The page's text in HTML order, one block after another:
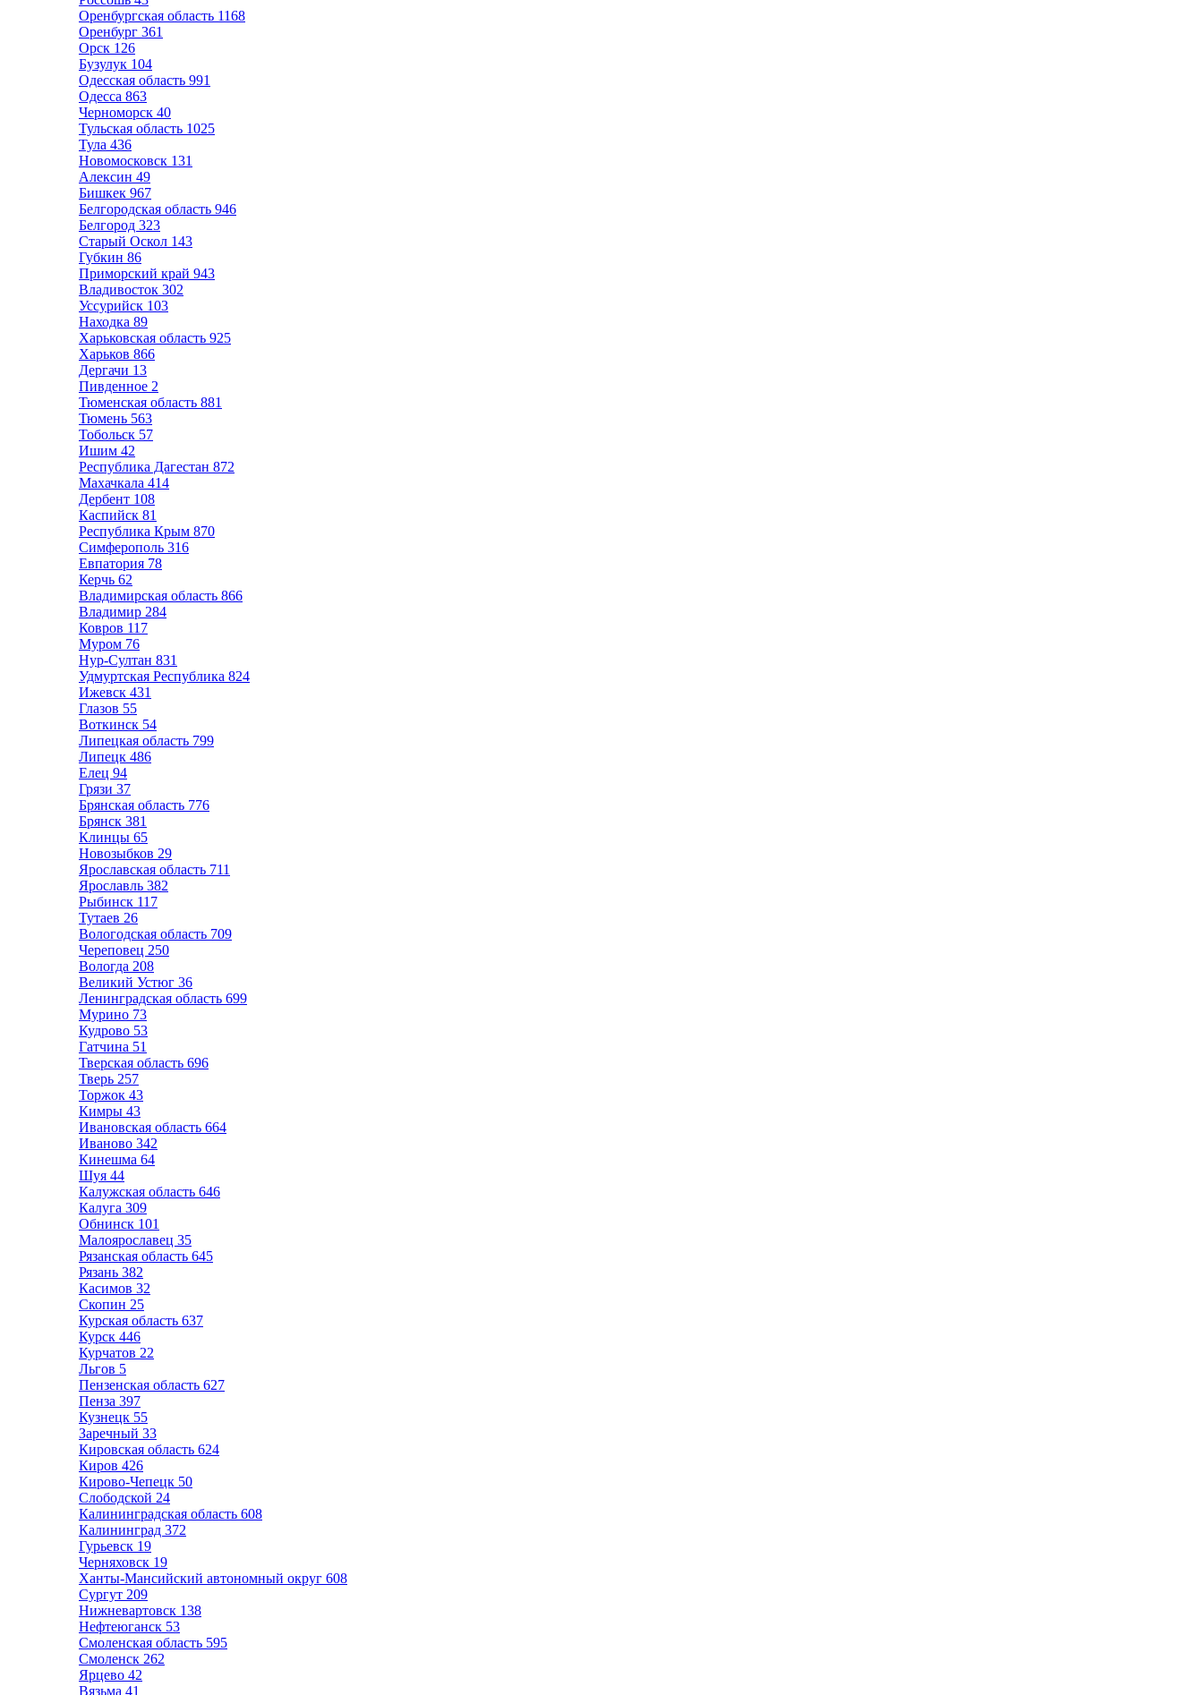
Оренбургская область 1168
Оренбург 361
Орск 126
Бузулук 104
Одесская область 991
Одесса 863
Черноморск 40
Тульская область 1025
Тула 436
Новомосковск 131
Алексин 49
Бишкек 967
Белгородская область 946
Белгород 323
Старый Оскол 143
Губкин 86
Приморский край 943
Владивосток 302
Уссурийск 103
Находка 89
Харьковская область 925
Харьков 866
Дергачи 13
Пивденное 2
Тюменская область 881
Тюмень 563
Тобольск 57
Ишим 42
Республика Дагестан 872
Махачкала 414
Дербент 108
Каспийск 81
Республика Крым 870
Симферополь 316
Евпатория 78
Керчь 62
Владимирская область 866
Владимир 284
Ковров 117
Муром 76
Нур-Султан 831
Удмуртская Республика 824
Ижевск 431
Глазов 55
Воткинск 54
Липецкая область 799
Липецк 486
Елец 94
Грязи 37
Брянская область 776
Брянск 381
Клинцы 65
Новозыбков 29
Ярославская область 711
Ярославль 382
Рыбинск 117
Тутаев 26
Вологодская область 709
Череповец 250
Вологда 208
Великий Устюг 36
Ленинградская область 699
Мурино 73
Кудрово 53
Гатчина 51
Тверская область 696
Тверь 257
Торжок 43
Кимры 43
Ивановская область 664
Иваново 342
Кинешма 64
Шуя 44
Калужская область 646
Калуга 309
Обнинск 101
Малоярославец 35
Рязанская область 645
Рязань 382
Касимов 32
Скопин 25
Курская область 637
Курск 446
Курчатов 22
Льгов 5
Пензенская область 627
Пенза 397
Кузнецк 55
Заречный 33
Кировская область 624
Киров 426
Кирово-Чепецк 50
Слободской 24
Калининградская область 608
Калининград 372
Гурьевск 19
Черняховск 19
Ханты-Мансийский автономный округ 608
Сургут 209
Нижневартовск 138
Нефтеюганск 53
Смоленская область 595
Смоленск 262
Ярцево 42
Вязьма 41